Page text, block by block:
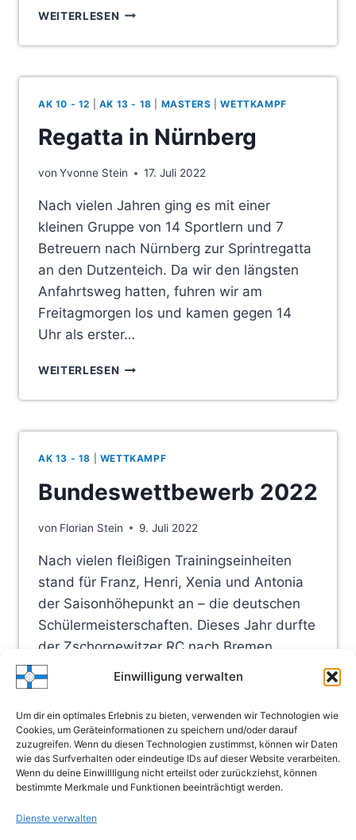
Einwilligung verwalten
Um dir ein optimales Erlebnis zu bieten, verwenden wir Technologien wie
Cookies, um Geräteinformationen zu speichern und/oder darauf
zuzugreifen. Wenn du diesen Technologien zustimmst, können wir Daten
wie das Surfverhalten oder eindeutige IDs auf dieser Website verarbeiten.
Wenn du deine Einwillligung nicht erteilst oder zurückziehst, können
bestimmte Merkmale und Funktionen beeinträchtigt werden.
Dienste verwalten
WEITERLESEN INTERNATIONALE
IN
AK 10 - 12 AK 13 - 18 MASTERS |WETTKAMPF
Regatta in Nürnberg
von Yvonne Stein 17. Juli 2022
Nach vielen Jahren ging es mit einer
kleinen Gruppe von 14 Sportlern und 7
Betreuern nach Nürnberg zur Sprintregatta
an den Dutzenteich. Da wir den längsten
Anfahrtsweg hatten, fuhren wir am
Freitagmorgen los und kamen gegen 14
Uhr als erster…
WEITERLESEN REGATTA
NÜRNBERG
AK 13 - 18 WETTKAMPF
Bundeswettbewerb 2022
von Florian Stein 9. Juli 2022
Nach vielen fleißigen Trainingseinheiten
stand für Franz, Henri, Xenia und Antonia
der Saisonhöhepunkt an – die deutschen
Schülermeisterschaften. Dieses Jahr durfte
der Zschornewitzer RC nach Bremen
reisen, um gemeinsam mit den anderen
Vereinen aus Sachsen-Anhalt gegen die
anderen Bundesländer anzutreten….
WEITERLESENBUNDESWETTBEWERB
2022
Seitennavigation
Vorherige
1